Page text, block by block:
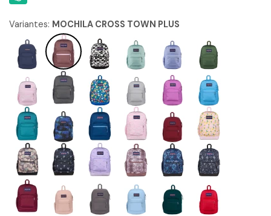
Variantes: MOCHILA CROSS TOWN PLUS